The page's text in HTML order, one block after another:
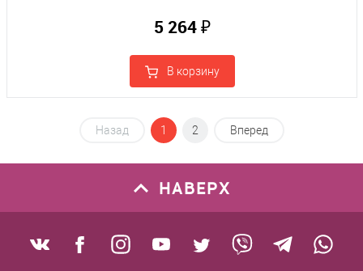
5 264 ₽
В корзину
Назад 1 2 Вперед
НАВЕРХ